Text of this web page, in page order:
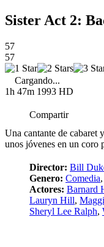
Sister Act 2:
57
57
Cargando...
1h 47m 1993 HD
Compartir
Una cantante de cabaret
unos jóvenes en un coro
Director: Bill
Genero: Comedia,
Actores: Barnard
Lauryn Hill,
Sheryl Lee Ralph,